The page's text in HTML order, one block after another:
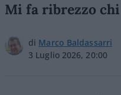
Mi fa ribrezzo
di Marco Baldassarri
3 Luglio 2026, 20:00